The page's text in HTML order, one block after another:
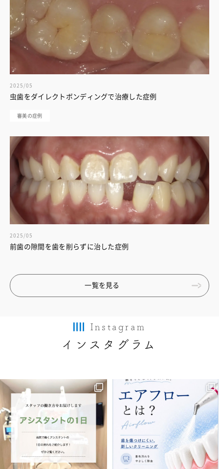
2025/05
虫歯をダイレクトボンディングで治療した症例
審美の症例
2025/05
前歯の隙間を歯を削らずに治した症例
一覧を見る
Instagram
インスタグラム